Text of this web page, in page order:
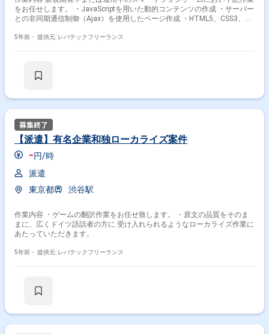
をお任せします。 ・JavaScriptを用いた動的コンテンツの作成 ・サーバー
との非同期通信制御（Ajax）を使用したページ作成 ・HTML5、CSS3、
HTMLのView作成 ・デベロッパーツールまたはfirebugなどのツールを用い
5年前・ 提供元: レバテックフリーランス
【派遣】有名企業和独ローカライズ案件
-円/時
派遣
東京都
渋谷駅
作業内容 ・ゲームの翻訳作業をお任せ致します。 ・原文の品質をそのま
まに、広くドイツ語話者の方に 受け入れられるようなローカライズ作業に
あたっていただきます。
5年前・ 提供元: レバテックフリーランス